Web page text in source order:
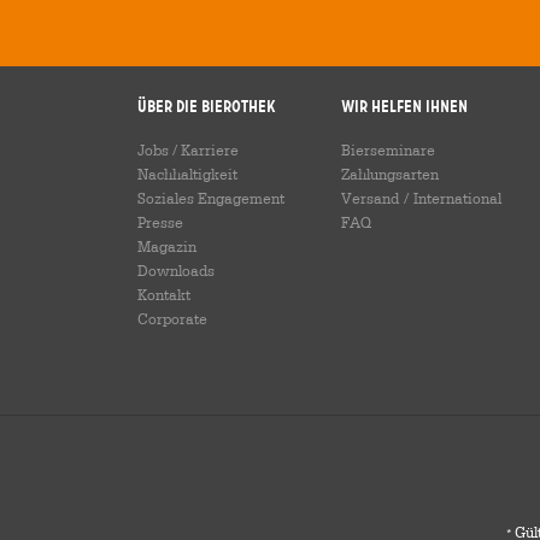
Über die Bierothek
Jobs / Karriere
Nachhaltigkeit
Soziales Engagement
Presse
Magazin
Downloads
Kontakt
Corporate
Wir helfen Ihnen
Bierseminare
Zahlungsarten
Versand / International
FAQ
*